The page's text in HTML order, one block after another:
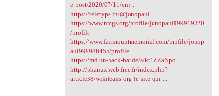
e-post/2020/07/11/enj...
https://teletype.in/@jonopaul
https://www.nmgs.org/profile/jonopaul999919320
/profile
https://www.fairmountmemorial.com/profile/jonop
aul999986455/profile
https://md.un-hack-bar.de/s/kt1ZZaNpo
http://phanux.web.free.fr/index.php?
article38/wikileaks-org-le-site-qui-...